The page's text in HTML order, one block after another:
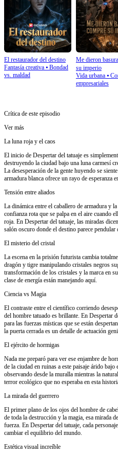
El restaurador del destino
Fantasía creativa ⦁ Bondad
vs. maldad
Me dieron
su imperio
Vida urbana⦁
empresariales
Crítica de este episodio
Ver más
La luna roja y el caos
El inicio de Despertar del tatuaje es
destruyendo la ciudad bajo una luna carmesí
La desesperación de la gente huyendo se
armadura blanca ofrece un rayo de esperanza
Tensión entre aliados
La dinámica entre el caballero de armadura y
confianza rota que se palpa en el aire cuando
roja. En Despertar del tatuaje, las miradas
salón oscuro donde el destino parece pendular
El misterio del cristal
La escena en la prisión futurista cambia
dragón y tigre manipulando cristales negros
transformación de los cristales y la marca en
clase de energía están manejando aquí.
Ciencia vs Magia
El contraste entre el científico corriendo
del hombre tatuado es brillante. En Despertar
para las fuerzas místicas que se están
la puerta cerrada es un detalle de actuación
El ejército de hormigas
Nada me preparó para ver ese enjambre de
de la ciudad en ruinas a este paisaje árido
observando desde la muralla mientras la
terror ecológico que no esperaba en esta
La mirada del guerrero
El primer plano de los ojos del hombre de
de toda la destrucción y la magia, esa mirada
fuerza. En Despertar del tatuaje, cada
cambiar el equilibrio del mundo.
Estética visual increíble